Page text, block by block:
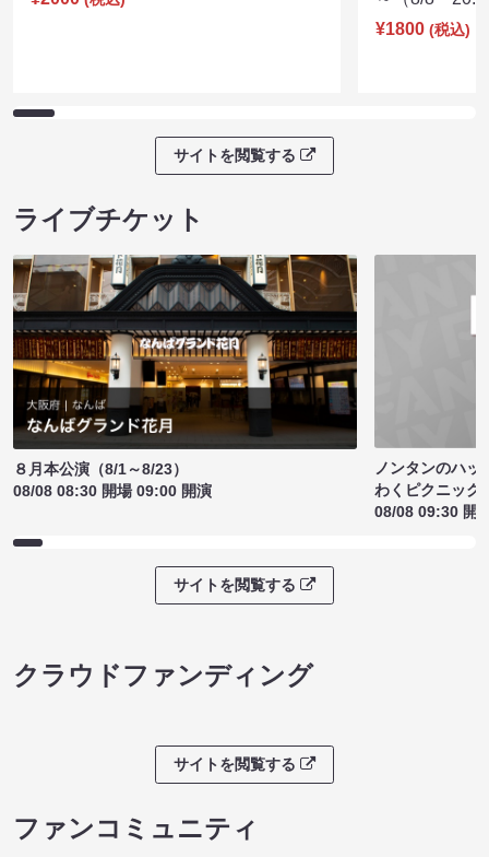
¥1800 (税込)
サイトを閲覧する
ライブチケット
８月本公演（8/1～8/23）
08/08 08:30 開場 09:00 開演
ノンタンのハッ
わくピクニック
08/08 09:30 開
サイトを閲覧する
クラウドファンディング
サイトを閲覧する
ファンコミュニティ